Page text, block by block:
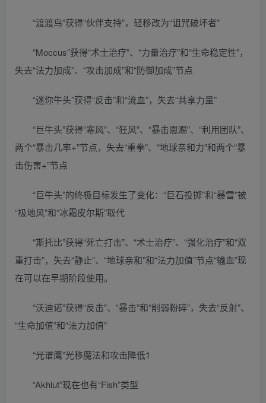
“渡渡鸟”获得“伙伴支持”，轻移改为“诅咒破坏者”
“Moccus”获得“术士治疗”、“力量治疗”和“生命稳定性”，
失去“法力加成”、“攻击加成”和“防御加成”节点
“迷你牛头”获得“反击”和“流血”，失去“共享力量”
“巨牛头”获得“寒风”、“狂风”、“暴击恩赐”、“利用团队”、
两个“暴击几率+”节点，失去“重拳”、“地球亲和力”和两个“暴
击伤害+”节点
“巨牛头”的终极目标发生了变化：“巨石投掷”和“暴雪”被
“极地风”和“冰霜皮尔斯”取代
“斯托比”获得“死亡打击”、“术士治疗”、“强化治疗”和“双
重打击”，失去“静止”、“地球亲和”和“法力加值”节点“输血”现
在可以在早期阶段使用。
“沃迪诺”获得“反击”、“暴击”和“削弱粉碎”，失去“反射”、
“生命加值”和“法力加值”
“光谱鹰”光移魔法和攻击降低1
“Akhlut”现在也有“Fish”类型